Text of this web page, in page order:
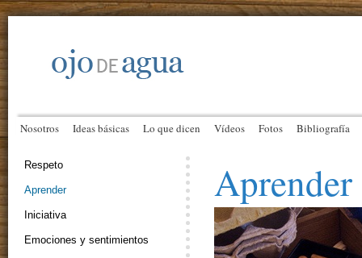
Nosotros Ideas básicas Lo que dicen Vídeos Fotos Bibliografía
Aprender
Respeto
Aprender
Iniciativa
Emociones y sentimientos